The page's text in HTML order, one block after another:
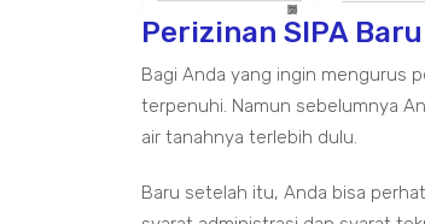
Perizinan SIPA Baru
Bagi Anda yang ingin mengurus
terpenuhi. Namun sebelumnya
air tanahnya terlebih dulu.
Baru setelah itu, Anda bisa